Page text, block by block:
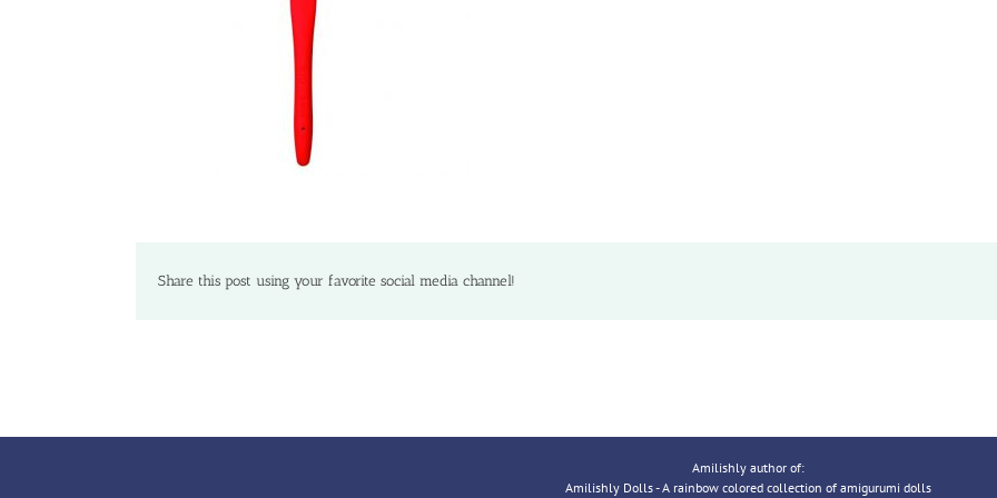
Share this post using your favorite social media channel!
Amilishly author of:
Amilishly Dolls - A rainbow colored collection of amigurumi dolls